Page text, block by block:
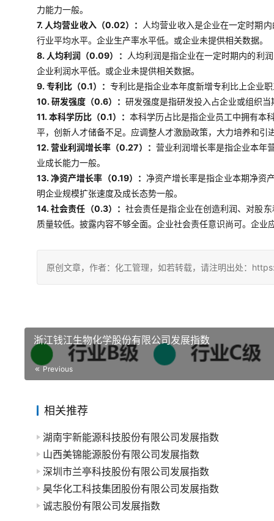
力能力一般。
7. 人均营业收入（0.02）：
人均营业收入是企业在一定时期
行业平均水平。企业生产率水平低。或企业未提供相关数据。
8. 人均利润（0.09）：
人均利润是指企业在一定时期内的利
企业利润水平低。或企业未提供相关数据。
9. 专利比（0.1）： 专利比是指企业本年度新增专利比上企业
10. 研发强度（0.6）： 研发强度是指研发投入占企业或组织
11. 本科学历比（0.1）： 本科学历占比是指企业员工中拥有本
平，创新人才储备不足。应调整人才激励政策，大力培养和引
12. 营业利润增长率（0.27）： 营业利润增长率是指企业本年
业成长能力一般。
13. 净资产增长率（0.19）： 净资产增长率是指企业本期净资
明企业规模扩张速度及成长态势一般。
14. 社会责任（0.3）： 社会责任是指企业在创造利润、对股
质量较低。披露内容不够全面。企业社会责任意识尚可。企
原创文章，作者：化工管理，如若转载，请注明出处：
浙江钱江生物化学股份有限公司发展指数
Previous
相关推荐
湖南宇新能源科技股份有限公司发展指数
山西美锦能源股份有限公司发展指数
深圳市兰亭科技股份有限公司发展指数
昊华化工科技集团股份有限公司发展指数
诚志股份有限公司发展指数